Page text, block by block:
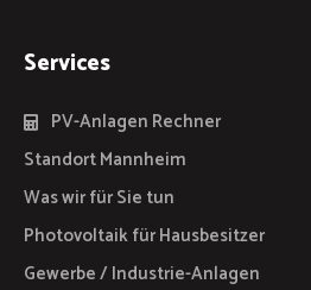
Services
PV-Anlagen Rechner
Standort Mannheim
Was wir für Sie tun
Photovoltaik für Hausbesitzer
Gewerbe / Industrie-Anlagen